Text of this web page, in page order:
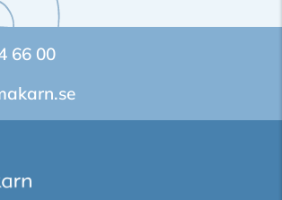
66 00